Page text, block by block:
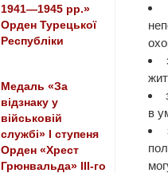
в
1941—1945 рр.»
Орден Турецької
Республіки
Медаль «За
відзнаку у
військовій
службі» I ступеня
Орден «Хрест
Грюнвальда» III-го